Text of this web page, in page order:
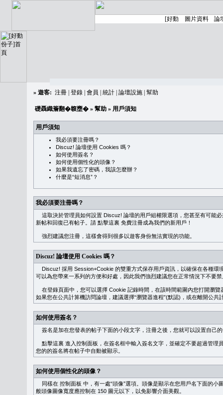
» 遊客: 注冊 登錄 會員 統計 論壇設施 幫助
礎聶織簷翻�䪖壅� » 幫助 » 用戶須知
用戶須知
我必須要注冊嗎？
Discuz! 論壇使用 Cookies 嗎？
如何使用簽名？
如何使用個性化的頭像？
如果我遺忘了密碼，我該怎麼辦？
什麼是“短消息”？
我必須要注冊嗎？
這取決於管理員如何設置 Discuz! 論壇的用戶組權限選項，您甚至有可能
新帖和回復已有帖子。請 點擊這裏 免費注冊成為我們的新用戶！
強烈建議您注冊，這樣會得到很多以遊客身份無法實現的功能。
Discuz! 論壇使用 Cookies 嗎？
Discuz! 採用 Session+Cookie 的雙重方式保存用戶資訊，以確保在各種環
可以為您帶來一系列的方便和好處，因此我們強烈建議您在正常情況下不要
在登錄頁面中，您可以選擇 Cookie 記錄時間，在該時間範圍內您打開瀏
如果您在公共計算機訪問論壇，建議選擇“瀏覽器進程”(默認)，或在離開公共
如何使用簽名？
簽名是加在您發表的帖子下面的小段文字，注冊之後，您就可以設置自己
點擊這裏 進入控制面板，在簽名框中輸入簽名文字，並確定不要超過管
您的的簽名將在帖子中自動被顯示。
如何使用個性化的頭像？
同樣在 控制面板 中，有一處“頭像”選項。頭像是顯示在您用戶名下面的
般頭像圖像寬度應控制在 150 圖元以下，以免影響介面美觀。